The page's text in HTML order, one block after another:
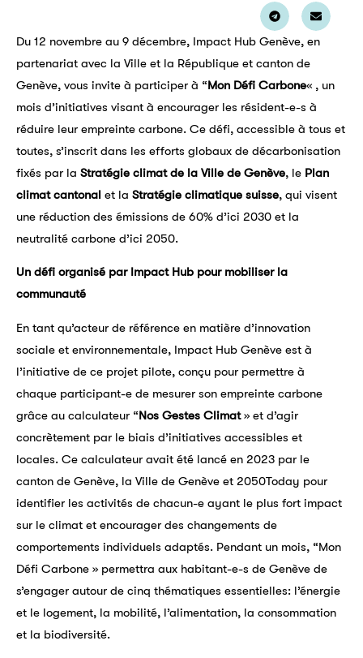
Du 12 novembre au 9 décembre, Impact Hub Genève, en
partenariat avec la Ville et la République et canton de
Genève, vous invite à participer à “Mon Défi Carbone« , un
mois d’initiatives visant à encourager les résident-e-s à
réduire leur empreinte carbone. Ce défi, accessible à tous et
toutes, s’inscrit dans les efforts globaux de décarbonisation
fixés par la Stratégie climat de la Ville de Genève, le Plan
climat cantonal et la Stratégie climatique suisse, qui visent
une réduction des émissions de 60% d’ici 2030 et la
neutralité carbone d’ici 2050.
Un défi organisé par Impact Hub pour mobiliser la
communauté
En tant qu’acteur de référence en matière d’innovation
sociale et environnementale, Impact Hub Genève est à
l’initiative de ce projet pilote, conçu pour permettre à
chaque participant-e de mesurer son empreinte carbone
grâce au calculateur “Nos Gestes Climat» et d’agir
concrètement par le biais d’initiatives accessibles et
locales. Ce calculateur avait été lancé en 2023 par le
canton de Genève, la Ville de Genève et 2050Today pour
identifier les activités de chacun-e ayant le plus fort impact
sur le climat et encourager des changements de
comportements individuels adaptés. Pendant un mois, “Mon
Défi Carbone » permettra aux habitant-e-s de Genève de
s’engager autour de cinq thématiques essentielles: l’énergie
et le logement, la mobilité, l’alimentation, la consommation
et la biodiversité.